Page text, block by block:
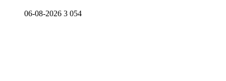
06-08-2026 3 054